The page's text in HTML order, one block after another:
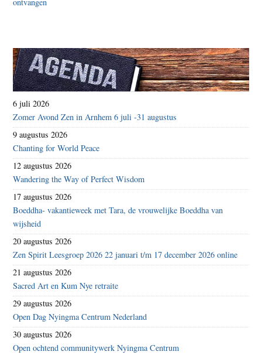
6 juli 2026
Zomer Avond Zen in Arnhem 6 juli -31 augustus
9 augustus 2026
Chanting for World Peace
12 augustus 2026
Wandering the Way of Perfect Wisdom
17 augustus 2026
Boeddha- vakantieweek met Tara, de vrouwelijke Boeddha van
wijsheid
20 augustus 2026
Zen Spirit Leesgroep 2026 22 januari t/m 17 december 2026 online
21 augustus 2026
Sacred Art en Kum Nye retraite
29 augustus 2026
Open Dag Nyingma Centrum Nederland
30 augustus 2026
Open ochtend communitywerk Nyingma Centrum